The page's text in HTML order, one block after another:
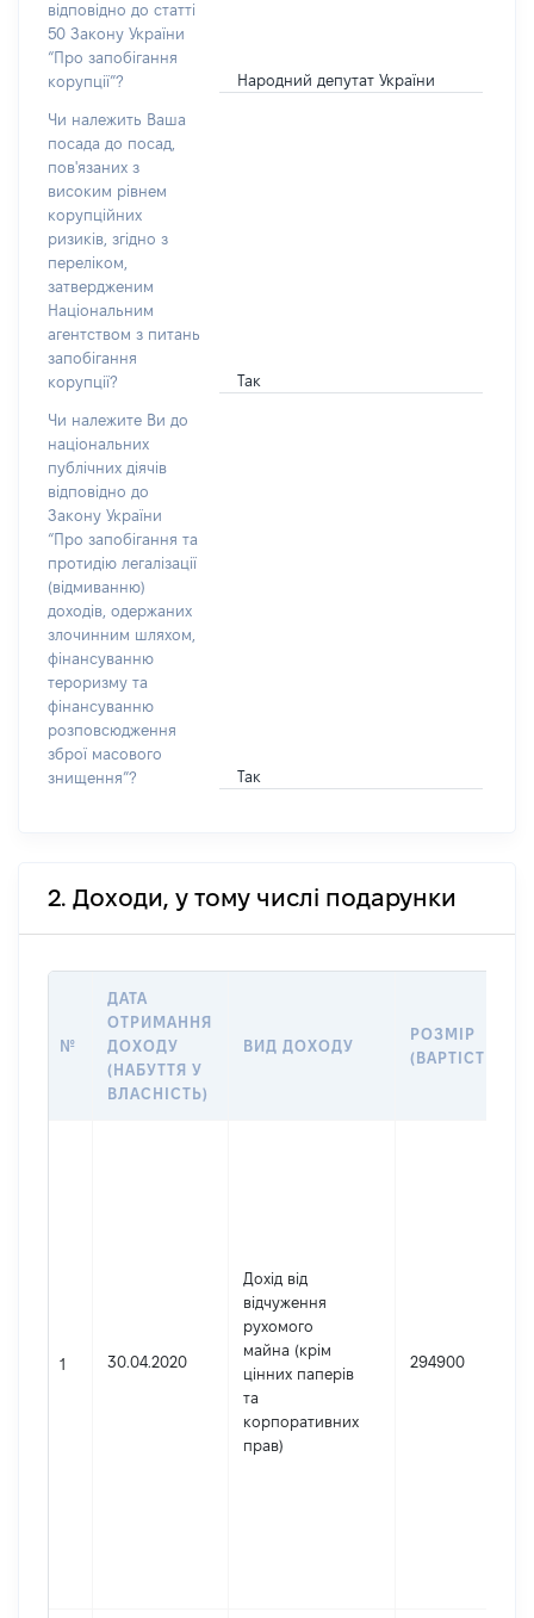
відповідно до статті
50 Закону України
“Про запобігання
корупції”?
Народний депутат України
Чи належить Ваша
посада до посад,
пов'язаних з
високим рівнем
корупційних
ризиків, згідно з
переліком,
затвердженим
Національним
агентством з питань
запобігання
корупції?
Так
Чи належите Ви до
національних
публічних діячів
відповідно до
Закону України
“Про запобігання та
протидію легалізації
(відмиванню)
доходів, одержаних
злочинним шляхом,
фінансуванню
тероризму та
фінансуванню
розповсюдження
зброї масового
знищення”?
Так
2. Доходи, у тому числі подарунки
№
ДАТА
ОТРИМАННЯ
ДОХОДУ
(НАБУТТЯ У
ВЛАСНІСТЬ)
ВИД ДОХОДУ
РОЗМІР
(ВАРТІСТЬ)
1 30.04.2020
Дохід від
відчуження
рухомого
майна (крім
цінних паперів
та
корпоративних
прав)
294900